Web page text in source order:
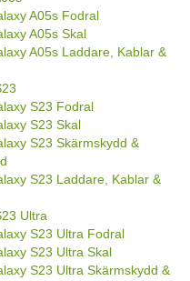
A05s Fodral
A05s Skal
A05s Laddare, Kablar &
S23 Fodral
S23 Skal
S23 Skärmskydd &
S23 Laddare, Kablar &
Ultra
S23 Ultra Fodral
S23 Ultra Skal
S23 Ultra Skärmskydd &